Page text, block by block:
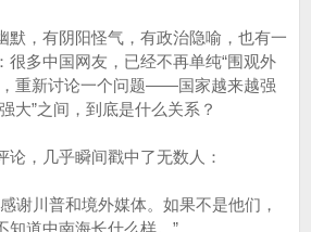
默，有阴阳怪气，有政治隐喻，也有一
很多中国网友，已经不再单纯“围观外
重新讨论一个问题——国家越来越强
大”之间，到底是什么关系？
论，几乎瞬间戳中了无数人：
谢川普和境外媒体。如果不是他们，
知道中南海长什么样。”